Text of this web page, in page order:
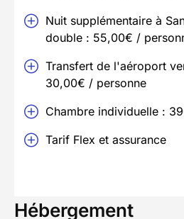
Nuit supplémentaire à
double : 55,00€ /
Transfert de l'aéroport
30,00€ / personne
Chambre individuelle :
Tarif Flex et assurance
Hébergement